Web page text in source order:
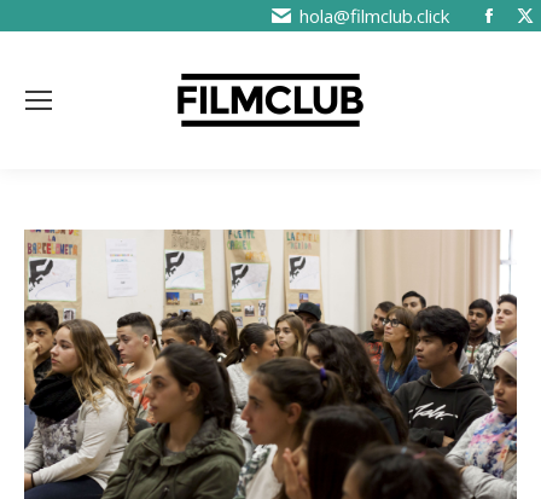
hola@filmclub.click